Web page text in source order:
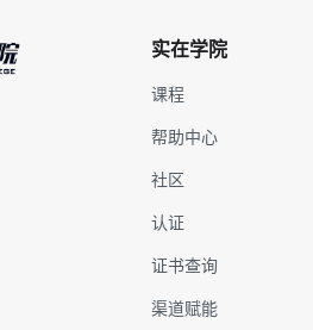
实在学院
课程
帮助中心
社区
认证
证书查询
渠道赋能